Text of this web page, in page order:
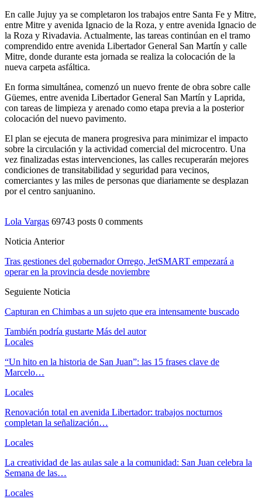
En calle Jujuy ya se completaron los trabajos entre Santa Fe y Mitre,
entre Mitre y avenida Ignacio de la Roza, y entre avenida Ignacio de
la Roza y Rivadavia. Actualmente, las tareas continúan en el tramo
comprendido entre avenida Libertador General San Martín y calle
Mitre, donde durante esta jornada se realiza la colocación de la
nueva carpeta asfáltica.
En forma simultánea, comenzó un nuevo frente de obra sobre calle
Güemes, entre avenida Libertador General San Martín y Laprida,
con tareas de limpieza y arenado como etapa previa a la posterior
colocación del nuevo pavimento.
El plan se ejecuta de manera progresiva para minimizar el impacto
sobre la circulación y la actividad comercial del microcentro. Una
vez finalizadas estas intervenciones, las calles recuperarán mejores
condiciones de transitabilidad y seguridad para vecinos,
comerciantes y las miles de personas que diariamente se desplazan
por el centro sanjuanino.
Lola Vargas 69743 posts 0 comments
Noticia Anterior
Tras gestiones del gobernador Orrego, JetSMART empezará a
operar en la provincia desde noviembre
Seguiente Noticia
Capturan en Chimbas a un sujeto que era intensamente buscado
También podría gustarte Más del autor
Locales
“Un hito en la historia de San Juan”: las 15 frases clave de
Marcelo…
Locales
Renovación total en avenida Libertador: trabajos nocturnos
completan la señalización…
Locales
La creatividad de las aulas sale a la comunidad: San Juan celebra la
Semana de las…
Locales